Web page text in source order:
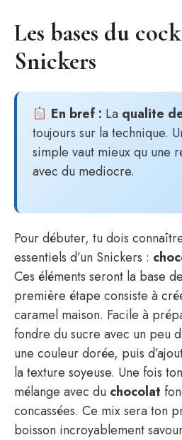
Les bases du
Snickers
En bref : La qualite
toujours sur la technique.
simple vaut mieux qu une
avec du mediocre.
Pour débuter, tu dois
essentiels d’un Snickers :
Ces éléments seront la base
première étape consiste à
caramel maison. Facile à
fondre du sucre avec un peu
une couleur dorée, puis
la texture soyeuse. Une fois
mélange avec du chocolat
concassées. Ce mix sera ton
boisson incroyablement